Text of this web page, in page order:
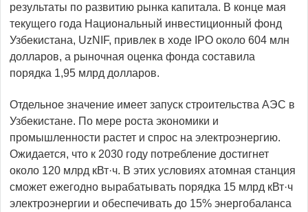
результаты по развитию рынка капитала. В конце мая
текущего года Национальный инвестиционный фонд
Узбекистана, UzNIF, привлек в ходе IPO около 604 млн
долларов, а рыночная оценка фонда составила
порядка 1,95 млрд долларов.
Отдельное значение имеет запуск строительства АЭС в
Узбекистане. По мере роста экономики и
промышленности растет и спрос на электроэнергию.
Ожидается, что к 2030 году потребление достигнет
около 120 млрд кВт·ч. В этих условиях атомная станция
сможет ежегодно вырабатывать порядка 15 млрд кВт·ч
электроэнергии и обеспечивать до 15% энергобаланса